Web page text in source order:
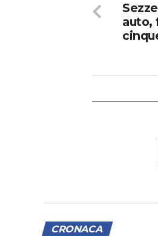
auto,
CRONACA